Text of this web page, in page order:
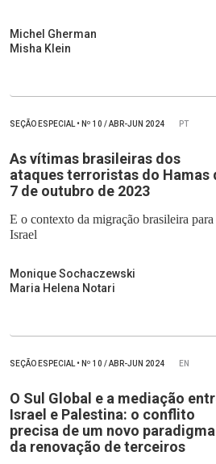
Michel Gherman
Misha Klein
SEÇÃO ESPECIAL• Nº 10 / ABR-JUN 2024 PT
As vítimas brasileiras dos
ataques terroristas do Hamas
7 de outubro de 2023
E o contexto da migração brasileira para
Israel
Monique Sochaczewski
Maria Helena Notari
SEÇÃO ESPECIAL• Nº 10 / ABR-JUN 2024 EN
O Sul Global e a mediação
Israel e Palestina: o conflito
precisa de um novo
da renovação de terceiros